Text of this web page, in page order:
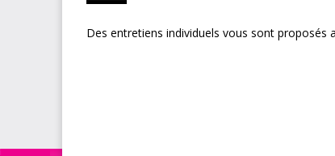
Des entretiens individuels vous sont proposés